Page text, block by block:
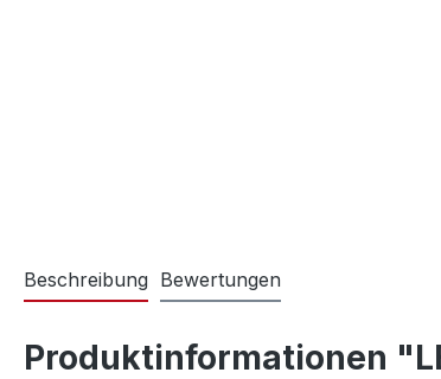
Beschreibung Bewertungen
Produktinformationen